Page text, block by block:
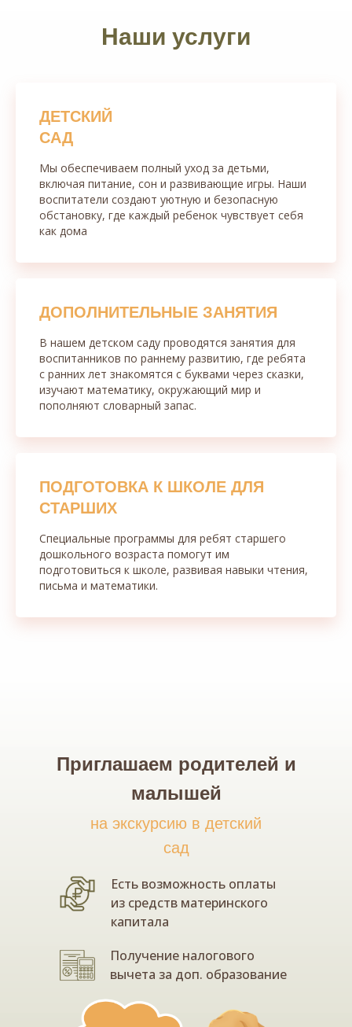
Наши услуги
ДЕТСКИЙ
САД
Мы обеспечиваем полный уход за детьми,
включая питание, сон и развивающие игры. Наши
воспитатели создают уютную и безопасную
обстановку, где каждый ребенок чувствует себя
как дома
ДОПОЛНИТЕЛЬНЫЕ ЗАНЯТИЯ
В нашем детском саду проводятся занятия для
воспитанников по раннему развитию, где ребята
с ранних лет знакомятся с буквами через сказки,
изучают математику, окружающий мир и
пополняют словарный запас.
ПОДГОТОВКА К ШКОЛЕ ДЛЯ
СТАРШИХ
Специальные программы для ребят старшего
дошкольного возраста помогут им
подготовиться к школе, развивая навыки чтения,
письма и математики.
Приглашаем родителей и
малышей
Есть возможность оплаты
из средств материнского
капитала
на экскурсию в детский
сад
Получение налогового
вычета за доп. образование